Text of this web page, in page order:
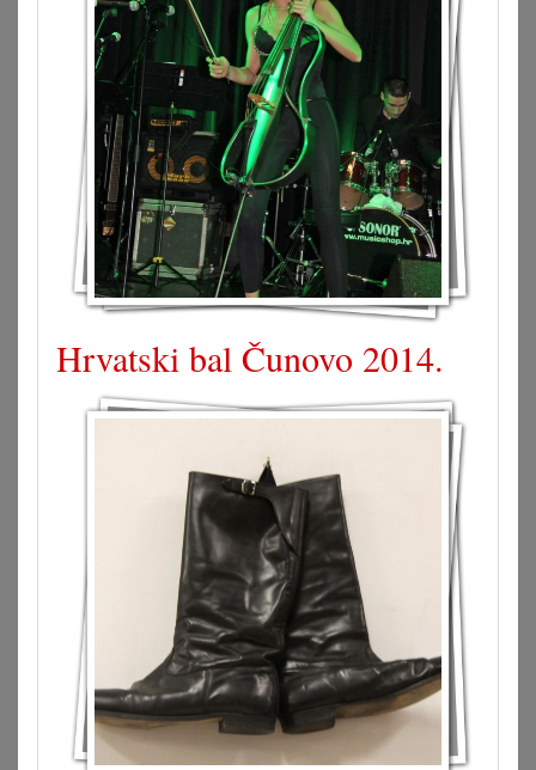
Hrvatski bal Čunovo 2014.